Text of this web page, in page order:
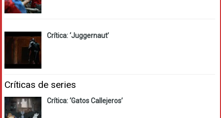
Crítica: ‘Juggernaut’
Críticas de series
Crítica: ‘Gatos Callejeros’